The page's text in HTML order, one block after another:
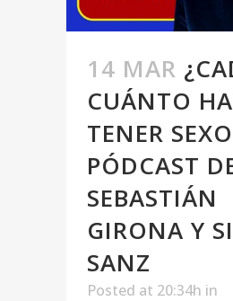
14 MAR
CUÁNTO
TENER
PÓDCAST
SEBASTIÁN
GIRONA Y
SANZ
Posted at 20:34h in